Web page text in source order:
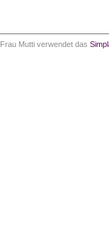
Frau Mutti verwendet das